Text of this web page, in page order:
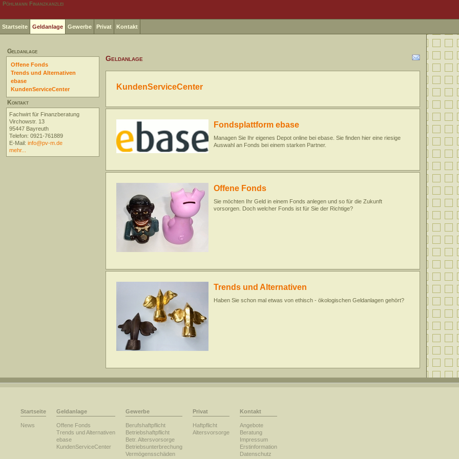
Pöhlmann Finanzkanzlei
Startseite Geldanlage Gewerbe Privat Kontakt
Geldanlage
Offene Fonds
Trends und Alternativen
ebase
KundenServiceCenter
Kontakt
Fachwirt für Finanzberatung
Virchowstr. 13
95447 Bayreuth
Telefon: 0921-761889
E-Mail: info@pv-m.de
mehr...
Geldanlage
KundenServiceCenter
Fondsplattform ebase
Managen Sie Ihr eigenes Depot online bei ebase. Sie finden hier eine riesige
Auswahl an Fonds bei einem starken Partner.
Offene Fonds
Sie möchten Ihr Geld in einem Fonds anlegen und so für die Zukunft
vorsorgen. Doch welcher Fonds ist für Sie der Richtige?
Trends und Alternativen
Haben Sie schon mal etwas von ethisch - ökologischen Geldanlagen gehört?
Startseite
News
Geldanlage
Offene Fonds
Trends und Alternativen
ebase
KundenServiceCenter
Gewerbe
Berufshaftpflicht
Betriebshaftpflicht
Betr. Altersvorsorge
Betriebsunterbrechung
Vermögensschäden
Privat
Haftpflicht
Altersvorsorge
Kontakt
Angebote
Beratung
Impressum
Erstinformation
Datenschutz